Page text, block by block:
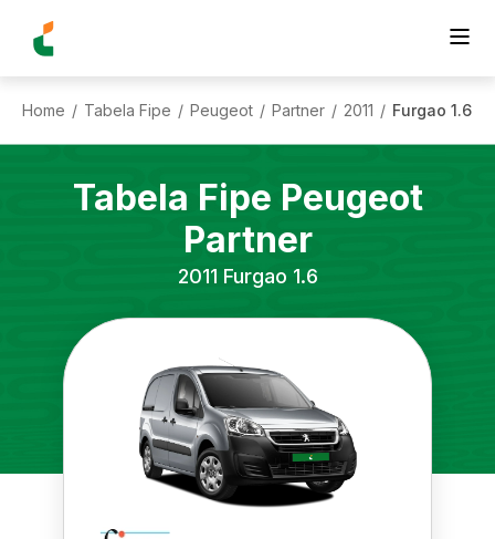
Home / Tabela Fipe / Peugeot / Partner / 2011 / Furgao 1.6
Tabela Fipe Peugeot
Partner
2011 Furgao 1.6